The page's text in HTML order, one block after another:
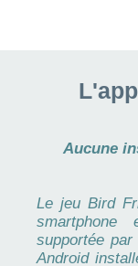
Aucune
Le jeu Bird
supportée
Android